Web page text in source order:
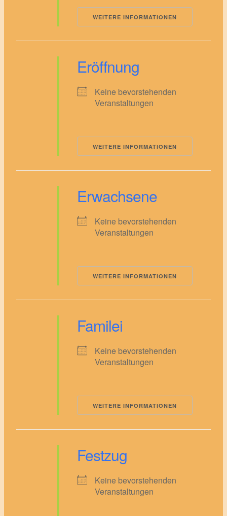
WEITERE INFORMATIONEN
Eröffnung
Keine bevorstehenden
Veranstaltungen
WEITERE INFORMATIONEN
Erwachsene
Keine bevorstehenden
Veranstaltungen
WEITERE INFORMATIONEN
Familei
Keine bevorstehenden
Veranstaltungen
WEITERE INFORMATIONEN
Festzug
Keine bevorstehenden
Veranstaltungen